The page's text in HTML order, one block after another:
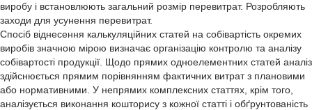
виробу і встановлюють загальний розмір перевитрат. Розробляють
заходи для усунення перевитрат.
Спосіб віднесення калькуляційних статей на собівартість окремих
виробів значною мірою визначає організацію контролю та аналізу
собівартості продукції. Щодо прямих одноелементних статей аналіз
здійснюється прямим порівнянням фактичних витрат з плановими
або нормативними. У непрямих комплексних статтях, крім того,
аналізується виконання кошторису з кожної статті і обґрунтованість